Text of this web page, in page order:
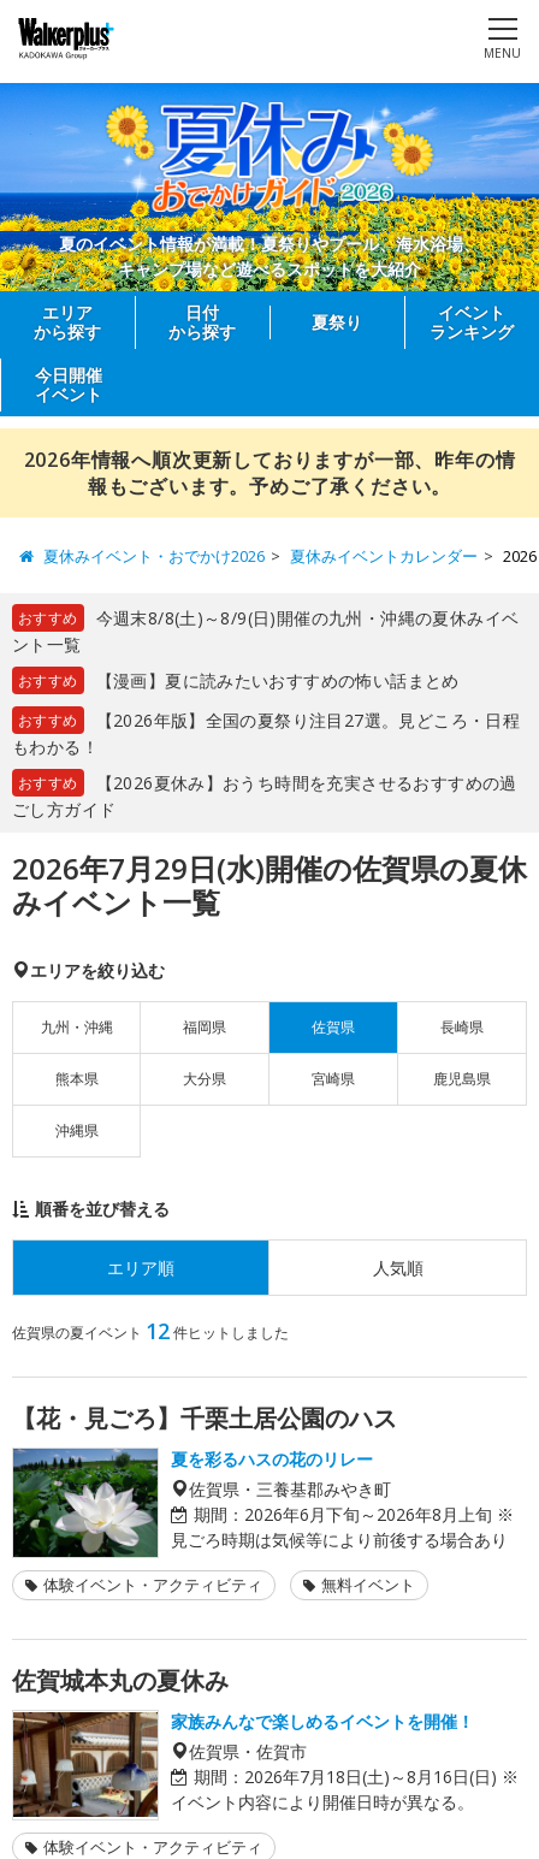
MENU
夏のイベント情報が満載！夏祭りやプール、海水浴場、
キャンプ場など遊べるスポットを大紹介
エリア
から探す
日付
から探す
夏祭り
イベント
ランキング
今日開催
イベント
2026年情報へ順次更新しておりますが一部、昨年の情
報もございます。予めご了承ください。
夏休みイベント・おでかけ2026 夏休みイベントカレンダー
おすすめ
今週末8/8(土)～8/9(日)開催の九州・沖縄の夏休みイベ
ント一覧
おすすめ 【漫画】夏に読みたいおすすめの怖い話まとめ
おすすめ
【2026年版】全国の夏祭り注目27選。見どころ・日程
もわかる！
おすすめ
【2026夏休み】おうち時間を充実させるおすすめの過
ごし方ガイド
2026年7月29日(水)開催の佐賀県の夏休
みイベント一覧
エリアを絞り込む
九州・沖縄 福岡県 佐賀県 長崎県
熊本県 大分県 宮崎県 鹿児島県
沖縄県
順番を並び替える
エリア順 人気順
佐賀県の夏イベント 12件ヒットしました
【花・見ごろ】千栗土居公園のハス
夏を彩るハスの花のリレー
佐賀県・三養基郡みやき町
期間： 2026年6月下旬～2026年8月上旬 ※
見ごろ時期は気候等により前後する場合あり
体験イベント・アクティビティ 無料イベント
佐賀城本丸の夏休み
家族みんなで楽しめるイベントを開催！
佐賀県・佐賀市
期間： 2026年7月18日(土)～8月16日(日) ※
イベント内容により開催日時が異なる。
体験イベント・アクティビティ